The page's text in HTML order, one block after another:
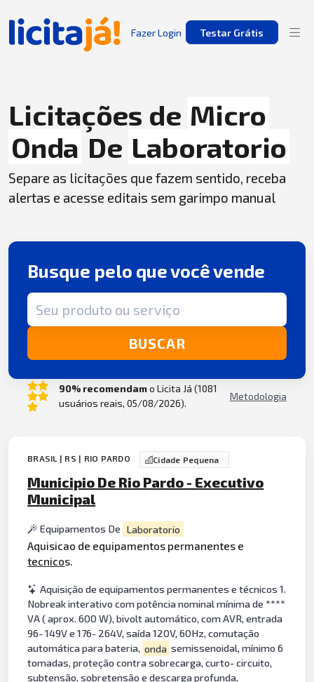
Fazer Login Testar Grátis
Licitações de Micro
Onda De Laboratorio
Separe as licitações que fazem sentido, receba
alertas e acesse editais sem garimpo manual
Busque pelo que você vende
Termo de busca
BUSCAR
90% recomendamo Licita Já (1081
usuários reais, 05/08/2026).
Metodologia
BRASIL | RS | RIO PARDO Cidade Pequena
Municipio De Rio Pardo - Executivo
Municipal
Equipamentos De Laboratorio
Aquisicao de equipamentos permanentes e
tecnicos.
Aquisição de equipamentos permanentes e técnicos 1.
Nobreak interativo com potência nominal mínima de ****
VA ( aprox. 600 W), bivolt automático, com AVR, entrada
96- 149V e 176- 264V, saída 120V, 60Hz, comutação
automática para bateria, onda semissenoidal, mínimo 6
tomadas, proteção contra sobrecarga, curto- circuito,
subtensão, sobretensão e descarga profunda,